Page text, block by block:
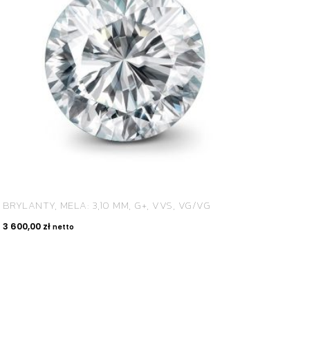
BRYLANTY, MELA: 3,10 MM, G+, VVS, VG/VG
3 600,00 zł netto